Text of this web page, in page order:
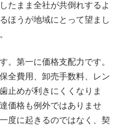
たまま全社が共倒れするよ
ほうが地域にとって望まし
。第一に価格支配力です。
全費用、卸売手数料、レン
止めが利きにくくなりま
価格も例外ではありませ
度に起きるのではなく、契